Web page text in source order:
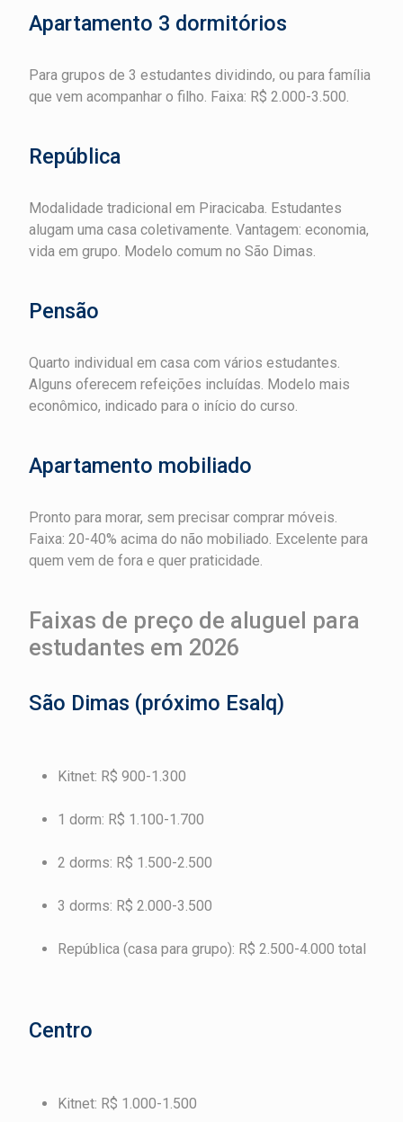
Apartamento 3 dormitórios
Para grupos de 3 estudantes dividindo, ou para família
que vem acompanhar o filho. Faixa: R$ 2.000-3.500.
República
Modalidade tradicional em Piracicaba. Estudantes
alugam uma casa coletivamente. Vantagem: economia,
vida em grupo. Modelo comum no São Dimas.
Pensão
Quarto individual em casa com vários estudantes.
Alguns oferecem refeições incluídas. Modelo mais
econômico, indicado para o início do curso.
Apartamento mobiliado
Pronto para morar, sem precisar comprar móveis.
Faixa: 20-40% acima do não mobiliado. Excelente para
quem vem de fora e quer praticidade.
Faixas de preço de aluguel para
estudantes em 2026
São Dimas (próximo Esalq)
Kitnet: R$ 900-1.300
1 dorm: R$ 1.100-1.700
2 dorms: R$ 1.500-2.500
3 dorms: R$ 2.000-3.500
República (casa para grupo): R$ 2.500-4.000 total
Centro
Kitnet: R$ 1.000-1.500